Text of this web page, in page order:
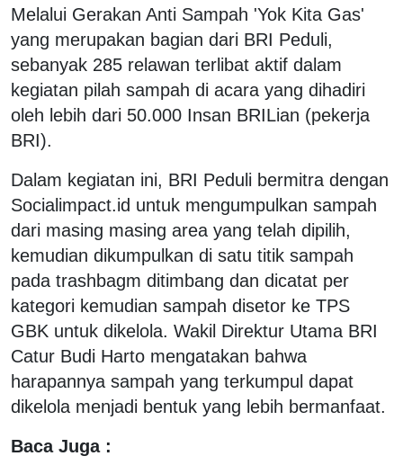
Melalui Gerakan Anti Sampah 'Yok Kita Gas'
yang merupakan bagian dari BRI Peduli,
sebanyak 285 relawan terlibat aktif dalam
kegiatan pilah sampah di acara yang dihadiri
oleh lebih dari 50.000 Insan BRILian (pekerja
BRI).
Dalam kegiatan ini, BRI Peduli bermitra dengan
Socialimpact.id untuk mengumpulkan sampah
dari masing masing area yang telah dipilih,
kemudian dikumpulkan di satu titik sampah
pada trashbagm ditimbang dan dicatat per
kategori kemudian sampah disetor ke TPS
GBK untuk dikelola. Wakil Direktur Utama BRI
Catur Budi Harto mengatakan bahwa
harapannya sampah yang terkumpul dapat
dikelola menjadi bentuk yang lebih bermanfaat.
Baca Juga :